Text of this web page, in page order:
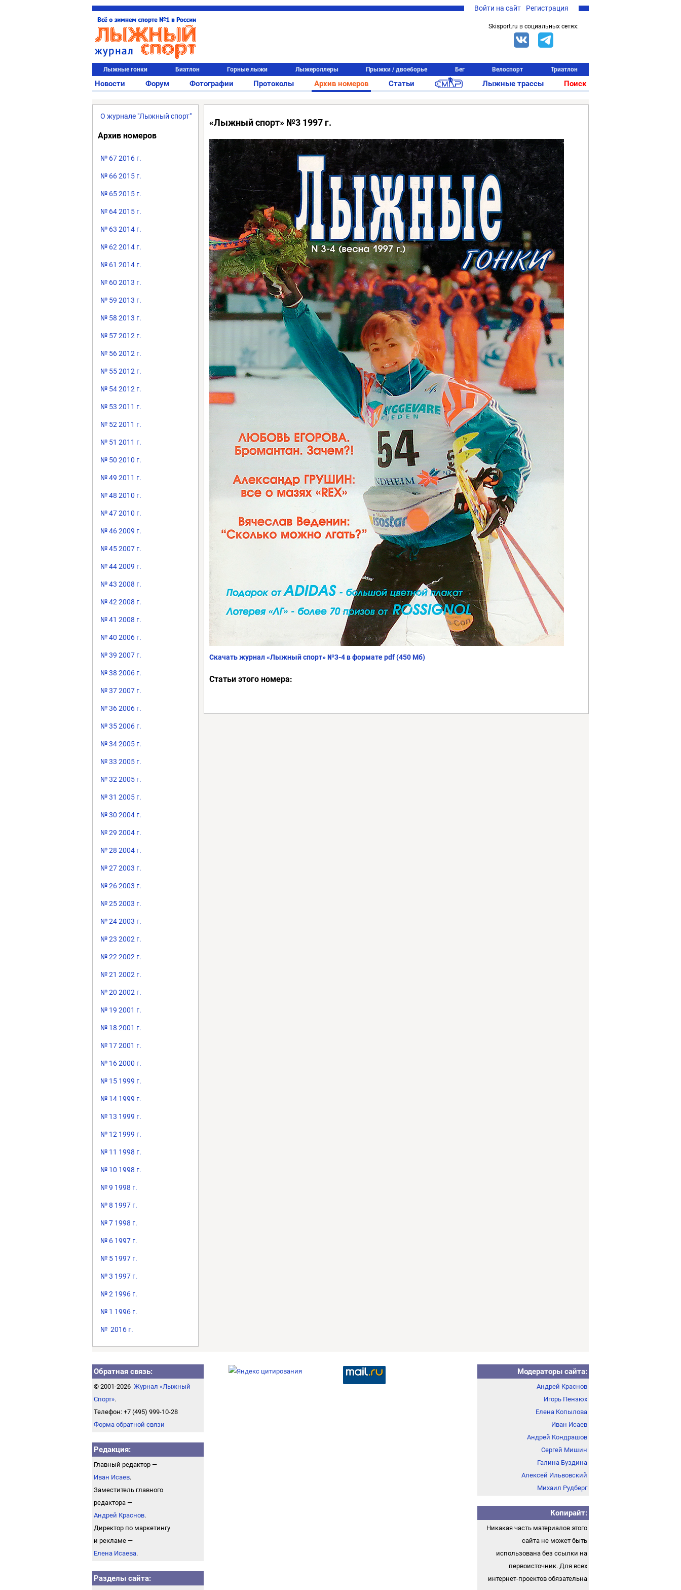
Войти на сайт Регистрация
Skisport.ru в социальных сетях:
Лыжные гонки Биатлон Горные лыжи Лыжероллеры Прыжки / двоеборье Бег Велоспорт Триатлон
Новости Форум Фотографии Протоколы Архив номеров Статьи Лыжные трассы Поиск
О журнале "Лыжный спорт"
Архив номеров
№ 67 2016 г.
№ 66 2015 г.
№ 65 2015 г.
№ 64 2015 г.
№ 63 2014 г.
№ 62 2014 г.
№ 61 2014 г.
№ 60 2013 г.
№ 59 2013 г.
№ 58 2013 г.
№ 57 2012 г.
№ 56 2012 г.
№ 55 2012 г.
№ 54 2012 г.
№ 53 2011 г.
№ 52 2011 г.
№ 51 2011 г.
№ 50 2010 г.
№ 49 2011 г.
№ 48 2010 г.
№ 47 2010 г.
№ 46 2009 г.
№ 45 2007 г.
№ 44 2009 г.
№ 43 2008 г.
№ 42 2008 г.
№ 41 2008 г.
№ 40 2006 г.
№ 39 2007 г.
№ 38 2006 г.
№ 37 2007 г.
№ 36 2006 г.
№ 35 2006 г.
№ 34 2005 г.
№ 33 2005 г.
№ 32 2005 г.
№ 31 2005 г.
№ 30 2004 г.
№ 29 2004 г.
№ 28 2004 г.
№ 27 2003 г.
№ 26 2003 г.
№ 25 2003 г.
№ 24 2003 г.
№ 23 2002 г.
№ 22 2002 г.
№ 21 2002 г.
№ 20 2002 г.
№ 19 2001 г.
№ 18 2001 г.
№ 17 2001 г.
№ 16 2000 г.
№ 15 1999 г.
№ 14 1999 г.
№ 13 1999 г.
№ 12 1999 г.
№ 11 1998 г.
№ 10 1998 г.
№ 9 1998 г.
№ 8 1997 г.
№ 7 1998 г.
№ 6 1997 г.
№ 5 1997 г.
№ 3 1997 г.
№ 2 1996 г.
№ 1 1996 г.
№ 2016 г.
«Лыжный спорт» №3 1997 г.
Скачать журнал «Лыжный спорт» №3-4 в формате pdf (450 Мб)
Статьи этого номера:
Обратная связь:
© 2001-2026 Журнал «Лыжный
Спорт».
Телефон: +7 (495) 999-10-28
Форма обратной связи
Редакция:
Главный редактор —
Иван Исаев.
Заместитель главного
редактора —
Андрей Краснов.
Директор по маркетингу
и рекламе —
Елена Исаева.
Разделы сайта:
Модераторы сайта:
Андрей Краснов
Игорь Пензюх
Елена Копылова
Иван Исаев
Андрей Кондрашов
Сергей Мишин
Галина Буздина
Алексей Ильвовский
Михаил Рудберг
Копирайт:
Никакая часть материалов этого
сайта не может быть
использована без ссылки на
первоисточник. Для всех
интернет-проектов обязательна